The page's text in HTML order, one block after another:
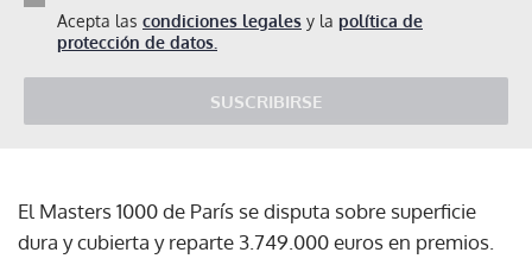
Acepta las condiciones legales y la política de
protección de datos.
SUSCRIBIRSE
El Masters 1000 de París se disputa sobre superficie
dura y cubierta y reparte 3.749.000 euros en premios.